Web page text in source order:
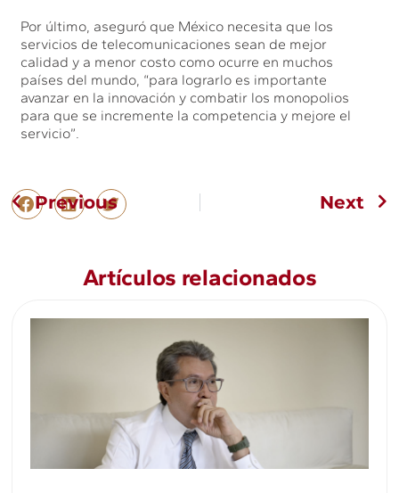
Por último, aseguró que México necesita que los
servicios de telecomunicaciones sean de mejor
calidad y a menor costo como ocurre en muchos
países del mundo, “para lograrlo es importante
avanzar en la innovación y combatir los monopolios
para que se incremente la competencia y mejore el
servicio”.
Previous Next
Artículos relacionados